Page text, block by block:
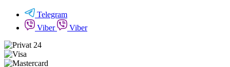
Telegram
Viber
Viber